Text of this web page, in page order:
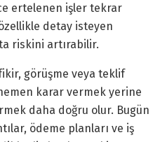
ertelenen işler tekrar
detay isteyen
riskini artırabilir.
görüşme veya teklif
karar vermek yerine
daha doğru olur. Bugün
ödeme planları ve iş